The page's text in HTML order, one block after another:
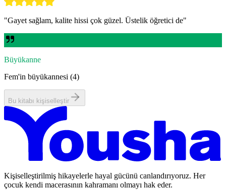
"Gayet sağlam, kalite hissi çok güzel. Üstelik öğretici de"
Büyükanne
Fem'in büyükannesi (4)
Bu kitabı kişiselleştir
Kişiselleştirilmiş hikayelerle hayal gücünü canlandırıyoruz. Her
çocuk kendi macerasının kahramanı olmayı hak eder.